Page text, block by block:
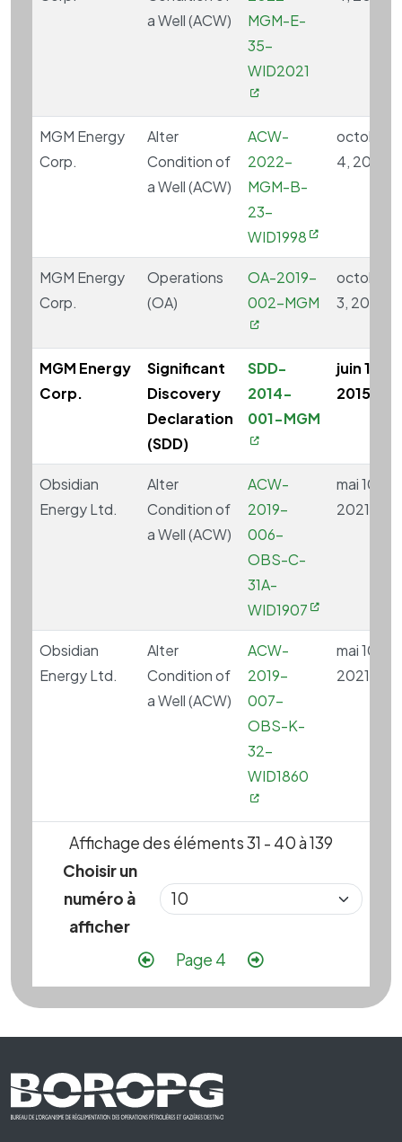
a Well (ACW)
MGM-E-
35-
WID2021
MGM Energy
Corp.
Alter
Condition of
a Well (ACW)
ACW-
2022-
MGM-B-
23-
WID1998
octobre
4, 2024
MGM Energy
Corp.
Operations
(OA)
OA-2019-
002-MGM
octobre
3, 2024
MGM Energy
Corp.
Significant
Discovery
Declaration
(SDD)
SDD-
2014-
001-MGM
juin 11,
2015
Obsidian
Energy Ltd.
Alter
Condition of
a Well (ACW)
ACW-
2019-
006-
OBS-C-
31A-
WID1907
mai 10,
2021
Obsidian
Energy Ltd.
Alter
Condition of
a Well (ACW)
ACW-
2019-
007-
OBS-K-
32-
WID1860
mai 10,
2021
Affichage des éléments 31 - 40 à 139
Choisir un
numéro à
afficher
PaginationPage précédente
Page 4 Page suivante
Footer First